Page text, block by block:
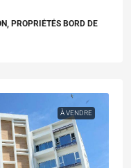
PROPRIÉTÉS BORD DE
À VENDRE